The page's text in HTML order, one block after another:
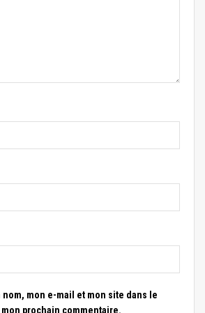
nom, mon e-mail et mon site dans le
prochain commentaire.